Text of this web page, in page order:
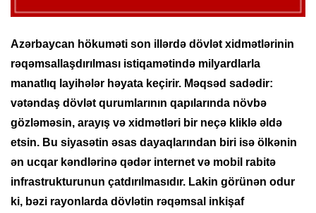
Azərbaycan hökuməti son illərdə dövlət xidmətlərinin
rəqəmsallaşdırılması istiqamətində milyardlarla
manatlıq layihələr həyata keçirir. Məqsəd sadədir:
vətəndaş dövlət qurumlarının qapılarında növbə
gözləməsin, arayış və xidmətləri bir neçə kliklə əldə
etsin. Bu siyasətin əsas dayaqlarından biri isə ölkənin
ən ucqar kəndlərinə qədər internet və mobil rabitə
infrastrukturunun çatdırılmasıdır. Lakin görünən odur
ki, bəzi rayonlarda dövlətin rəqəmsal inkişaf